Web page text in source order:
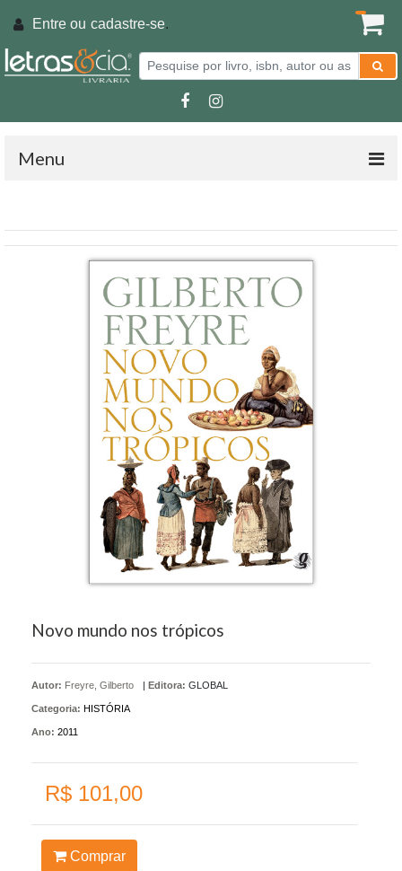
Entre ou cadastre-se.
Menu
Novo mundo nos trópicos
Autor: Freyre, Gilberto Editora: GLOBAL
Categoria: HISTÓRIA
Ano: 2011
R$ 101,00
Comprar